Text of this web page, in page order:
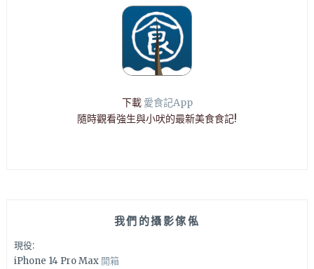
下載 愛食記App
隨時觀看強生與小吠的最新美食食記!
我們的攝影傢俬
現役:
iPhone 14 Pro Max 開箱